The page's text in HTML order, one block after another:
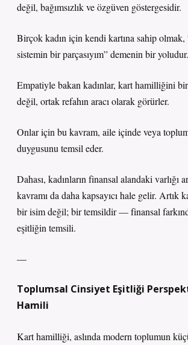
değil, bağımsızlık ve özgüven göstergesidir.
Birçok kadın için kendi kartına sahip olmak,
sistemin bir parçasıyım” demenin bir yoludur.
Empatiyle bakan kadınlar, kart hamilliğini
değil, ortak refahın aracı olarak görürler.
Onlar için bu kavram, aile içinde veya
duygusunu temsil eder.
Dahası, kadınların finansal alandaki varlığı
kavramı da daha kapsayıcı hale gelir. Artık
bir isim değil; bir temsildir — finansal
eşitliğin temsili.
—
Toplumsal Cinsiyet Eşitliği
Hamili
Kart hamilliği, aslında modern toplumun